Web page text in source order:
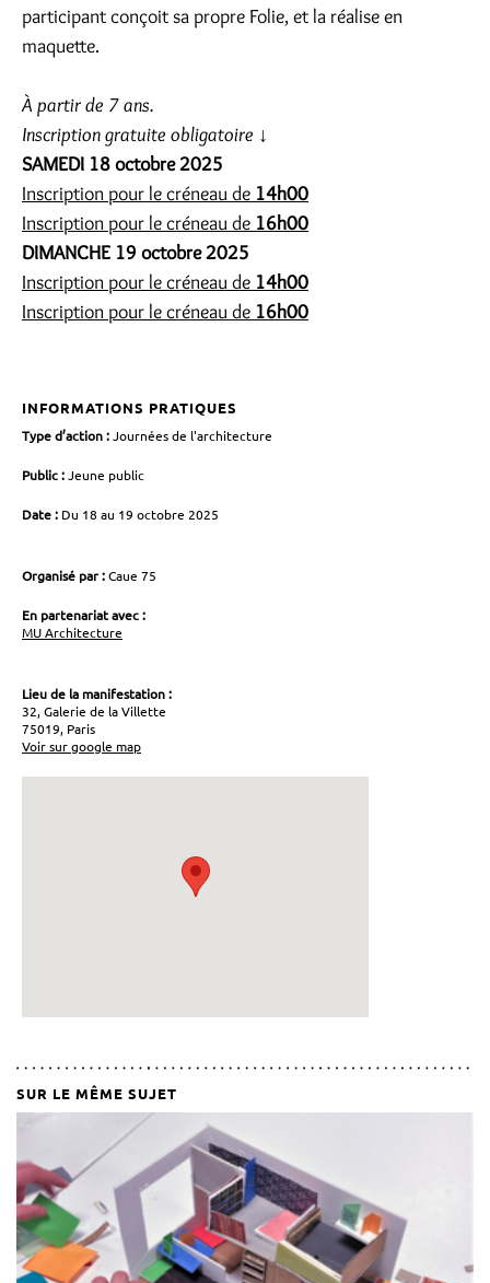
participant conçoit sa propre Folie, et la réalise en
maquette.
À partir de 7 ans.
Inscription gratuite obligatoire ↓
SAMEDI 18 octobre 2025
Inscription pour le créneau de 14h00
Inscription pour le créneau de 16h00
DIMANCHE 19 octobre 2025
Inscription pour le créneau de 14h00
Inscription pour le créneau de 16h00
INFORMATIONS PRATIQUES
Type d’action :Journées de l'architecture
Public :Jeune public
Date : Du 18 au 19 octobre 2025
Organisé par :Caue 75
En partenariat avec :
MU Architecture
Lieu de la manifestation :
32, Galerie de la Villette
75019, Paris
Voir sur google map
SUR LE MÊME SUJET